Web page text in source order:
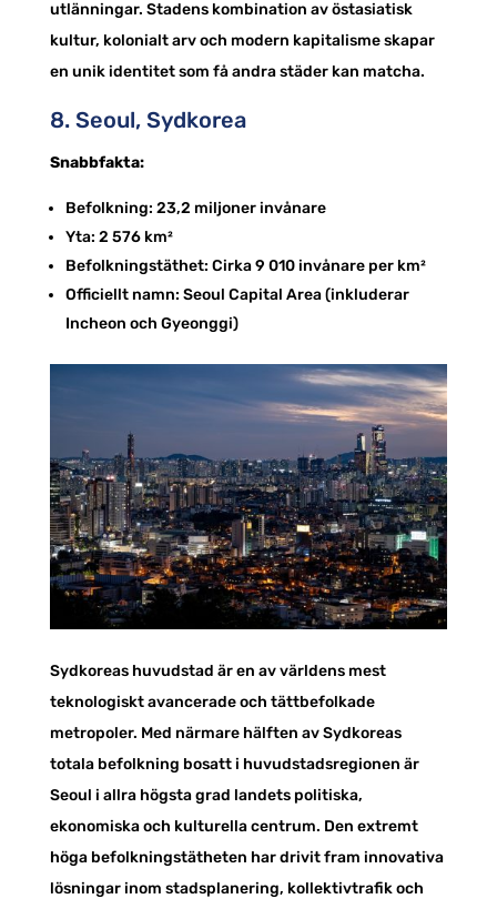
utlänningar. Stadens kombination av östasiatisk
kultur, kolonialt arv och modern kapitalisme skapar
en unik identitet som få andra städer kan matcha.
8. Seoul, Sydkorea
Snabbfakta:
Befolkning: 23,2 miljoner invånare
Yta: 2 576 km²
Befolkningstäthet: Cirka 9 010 invånare per km²
Officiellt namn: Seoul Capital Area (inkluderar
Incheon och Gyeonggi)
Sydkoreas huvudstad är en av världens mest
teknologiskt avancerade och tättbefolkade
metropoler. Med närmare hälften av Sydkoreas
totala befolkning bosatt i huvudstadsregionen är
Seoul i allra högsta grad landets politiska,
ekonomiska och kulturella centrum. Den extremt
höga befolkningstätheten har drivit fram innovativa
lösningar inom stadsplanering, kollektivtrafik och